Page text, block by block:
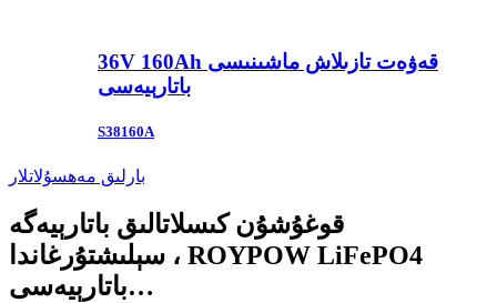
36V 160Ah قەۋەت تازىلاش ماشىنىسى
باتارېيەسى
S38160A
بارلىق مەھسۇلاتلار
قوغۇشۇن كىسلاتالىق باتارېيەگە
سېلىشتۇرغاندا ، ROYPOW LiFePO4
باتارېيەسى…